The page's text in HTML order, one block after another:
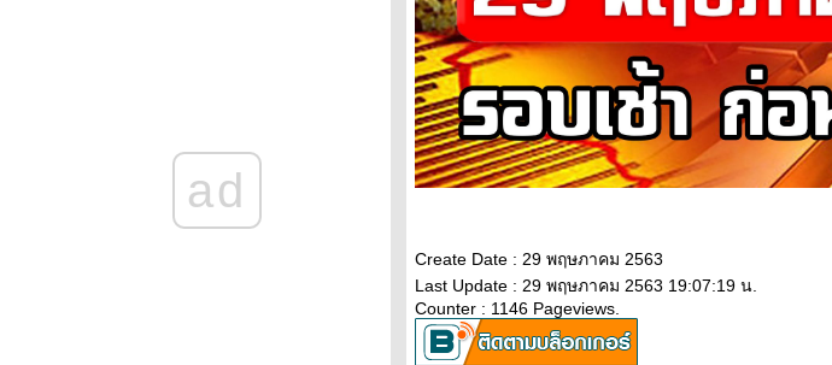
11ก.พ.65 แนวโน้มทองคำ ราคาทองคำวันนี้
11/2/65 ปัจจัยทองคำ ราคาท
วิเคราะห์ทองคำ 10/2/65 ราคาทองวันนี้
10ก.พ.65 แนวโน้มทองคำ ราคาทองคำวันนี้
ad
Create Date : 29 พฤษภาคม 2563
Last Update : 29 พฤษภาคม 2563 19:07:19 น.
Counter : 1146 Pageviews.